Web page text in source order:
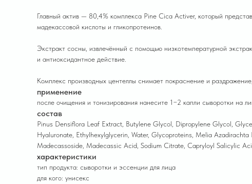
Главный актив — 80,4% комплекса Pine Cica Activer, который
мадекассовой кислоты и гликопротеинов.
Экстракт сосны, извлечённый с помощью низкотемпературной
и антиоксидантное действие.
Комплекс производных центеллы снимает покраснение и
применение
после очищения и тонизирования нанесите 1−2 капли сыворотки на
состав
Pinus Densiflora Leaf Extract, Butylene Glycol, Dipropylene Glycol,
Hyaluronate, Ethylhexylglycerin, Water, Glycoproteins, Melia
Madecassoside, Madecassic Acid, Sodium Citrate, Capryloyl Salicylic
характеристики
тип продукта: cыворотки и эссенции для лица
для кого: унисекс